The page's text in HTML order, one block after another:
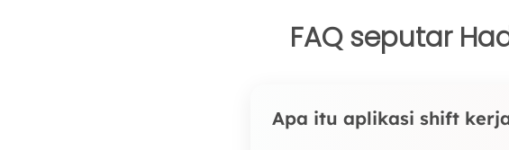
FAQ seputar
Apa itu aplikasi shift